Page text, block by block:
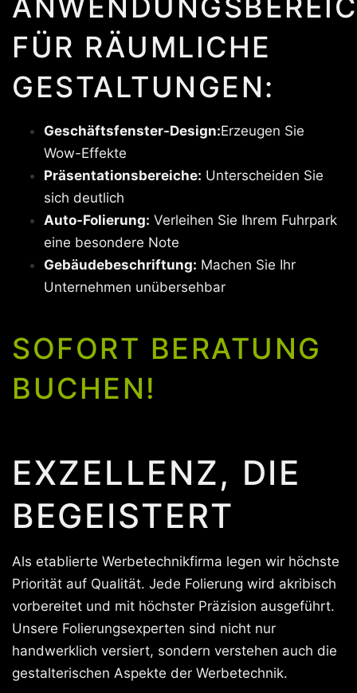
FÜR RÄUMLICHE
GESTALTUNGEN:
Geschäftsfenster-Design:Erzeugen Sie
Wow-Effekte
Präsentationsbereiche: Unterscheiden Sie
sich deutlich
Auto-Folierung: Verleihen Sie Ihrem Fuhrpark
eine besondere Note
Gebäudebeschriftung: Machen Sie Ihr
Unternehmen unübersehbar
SOFORT BERATUNG
BUCHEN!
EXZELLENZ, DIE
BEGEISTERT
Als etablierte Werbetechnikfirma legen wir höchste
Priorität auf Qualität. Jede Folierung wird akribisch
vorbereitet und mit höchster Präzision ausgeführt.
Unsere Folierungsexperten sind nicht nur
handwerklich versiert, sondern verstehen auch die
gestalterischen Aspekte der Werbetechnik.